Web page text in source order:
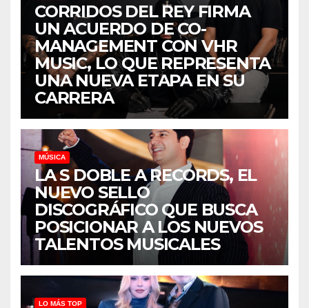
CORRIDOS DEL REY FIRMA
UN ACUERDO DE CO-
MANAGEMENT CON VHR
MUSIC, LO QUE REPRESENTA
UNA NUEVA ETAPA EN SU
CARRERA
MÚSICA
LA S DOBLE A RECORDS, EL
NUEVO SELLO
DISCOGRÁFICO QUE BUSCA
POSICIONAR A LOS NUEVOS
TALENTOS MUSICALES
LO MÁS TOP